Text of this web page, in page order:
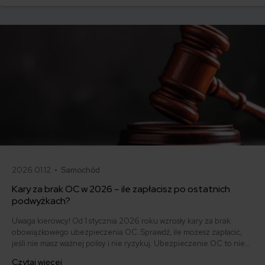
2026.01.12 • Samochód
Kary za brak OC w 2026 – ile zapłacisz po ostatnich
podwyżkach?
Uwaga kierowcy! Od 1 stycznia 2026 roku wzrosły kary za brak
obowiązkowego ubezpieczenia OC. Sprawdź, ile możesz zapłacić,
jeśli nie masz ważnej polisy i nie ryzykuj. Ubezpieczenie OC to nie
Czytaj więcej